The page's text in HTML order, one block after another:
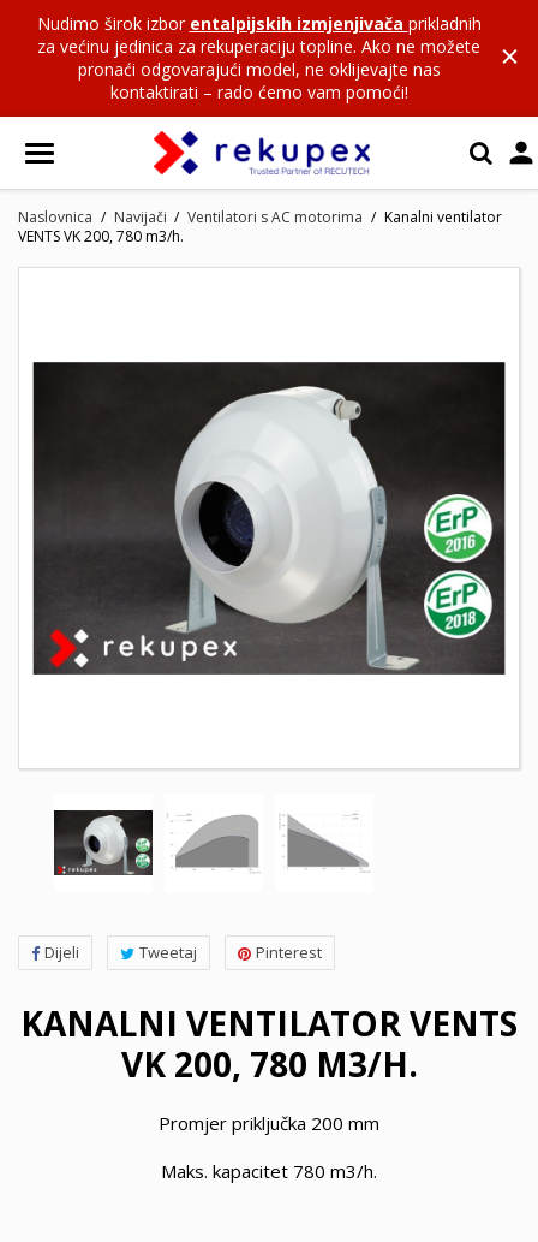
Nudimo širok izbor entalpijskih izmjenjivača prikladnih
za većinu jedinica za rekuperaciju topline. Ako ne možete
pronaći odgovarajući model, ne oklijevajte nas
kontaktirati – rado ćemo vam pomoći!

Naslovnica Navijači Ventilatori s AC motorima
Kanalni ventilator
VENTS VK 200, 780 m3/h.
Dijeli Tweetaj Pinterest
KANALNI VENTILATOR VENTS
VK 200, 780 M3/H.
Promjer priključka 200 mm
Maks. kapacitet 780 m3/h.